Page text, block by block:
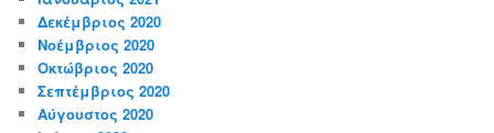
Δεκέμβριος 2020
Νοέμβριος 2020
Οκτώβριος 2020
Σεπτέμβριος 2020
Αύγουστος 2020